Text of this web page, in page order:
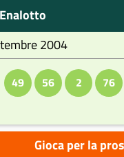
2004
49 56 2 76
Gioca per la